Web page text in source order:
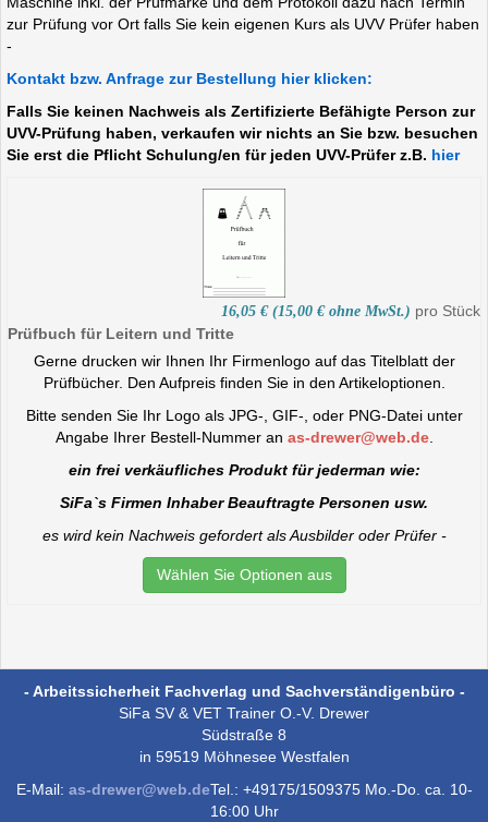
zur Prüfung vor Ort falls Sie kein eigenen Kurs als UVV Prüfer haben
-
Kontakt bzw. Anfrage zur Bestellung hier klicken:
Falls Sie keinen Nachweis als Zertifizierte Befähigte Person zur
UVV-Prüfung haben, verkaufen wir nichts an Sie bzw. besuchen
Sie erst die Pflicht Schulung/en für jeden UVV-Prüfer z.B. hier
16,05 € (15,00 € ohne MwSt.) pro Stück
Prüfbuch für Leitern und Tritte
Gerne drucken wir Ihnen Ihr Firmenlogo auf das Titelblatt der
Prüfbücher. Den Aufpreis finden Sie in den Artikeloptionen.
Bitte senden Sie Ihr Logo als JPG-, GIF-, oder PNG-Datei unter
Angabe Ihrer Bestell-Nummer an as-drewer@web.de.
ein frei verkäufliches Produkt für jederman wie:
SiFa`s Firmen Inhaber Beauftragte Personen usw.
es wird kein Nachweis gefordert als Ausbilder oder Prüfer -
Wählen Sie Optionen aus
- Arbeitssicherheit Fachverlag und Sachverständigenbüro -
SiFa SV & VET Trainer O.-V. Drewer
Südstraße 8
in 59519 Möhnesee Westfalen
E-Mail: as-drewer@web.deTel.: +49175/1509375 Mo.-Do. ca. 10-
16:00 Uhr